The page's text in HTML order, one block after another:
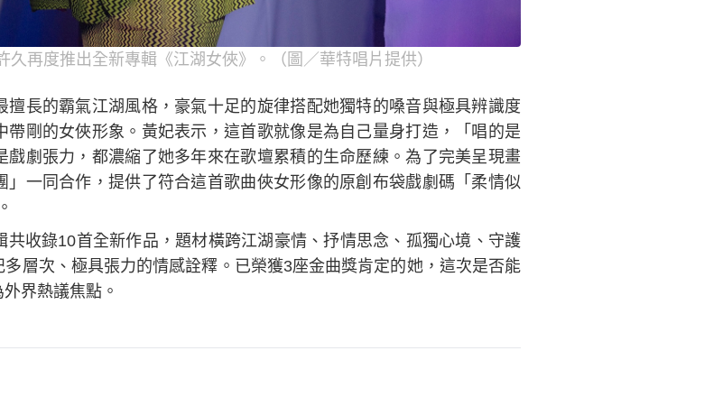
久再度推出全新專輯《江湖女俠》。（圖／華特唱片提供）
長的霸氣江湖風格，豪氣十足的旋律搭配她獨特的嗓音與極具辨識度
剛的女俠形象。黃妃表示，這首歌就像是為自己量身打造，「唱的是
劇張力，都濃縮了她多年來在歌壇累積的生命歷練。為了完美呈現畫
一同合作，提供了符合這首歌曲俠女形像的原創布袋戲劇碼「柔情似
收錄10首全新作品，題材橫跨江湖豪情、抒情思念、孤獨心境、守護
層次、極具張力的情感詮釋。已榮獲3座金曲獎肯定的她，這次是否能
界熱議焦點。